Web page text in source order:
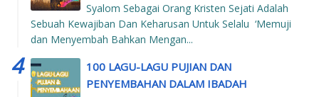
Syalom Sebagai Orang Kristen Sejati Adalah
Sebuah Kewajiban Dan Keharusan Untuk Selalu ‘Memuji
dan Menyembah Bahkan Mengan...
100 LAGU-LAGU PUJIAN DAN
PENYEMBAHAN DALAM IBADAH